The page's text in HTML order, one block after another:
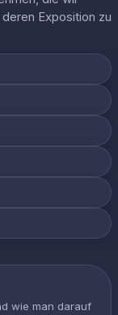
Exposition zu
wie man darauf